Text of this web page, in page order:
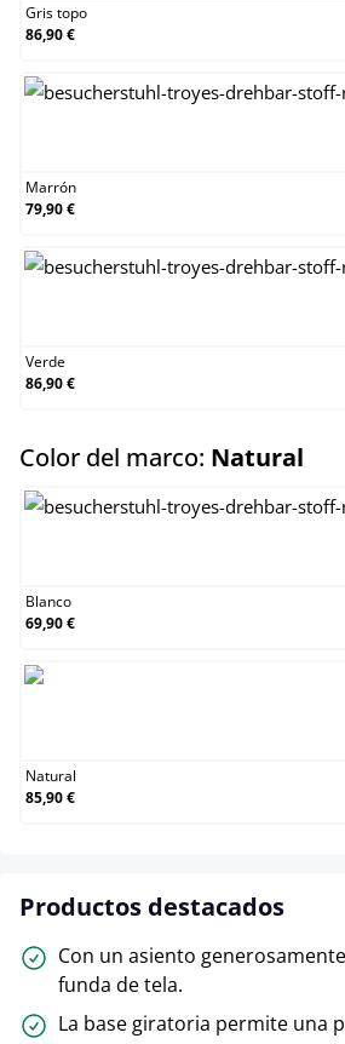
Gris topo
86,90 €
Marrón
79,90 €
Verde
86,90 €
Color del marco: Natural
Blanco
69,90 €
Natural
85,90 €
Productos destacados
Con un asiento
funda de tela.
La base giratoria permite una